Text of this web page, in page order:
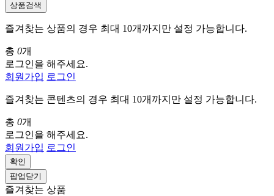
상품검색
즐겨찾는 상품의 경우 최대 10개까지만 설정 가능합니다.
총 0개
로그인을 해주세요.
회원가입 로그인
즐겨찾는 콘텐츠의 경우 최대 10개까지만 설정 가능합니다.
총 0개
로그인을 해주세요.
회원가입 로그인
확인
팝업닫기
즐겨찾는 상품